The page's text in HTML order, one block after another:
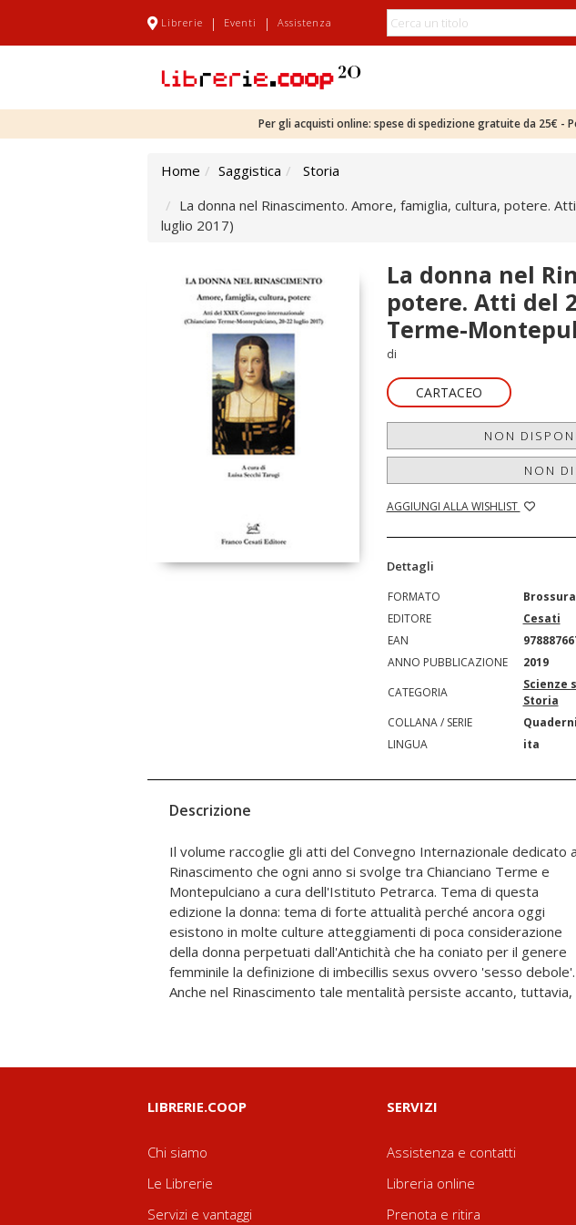
Librerie | Eventi | Assistenza
Per gli acquisti online: spese di spedizione gratuite da 25€ -
Home Saggistica
Storia
La donna nel Rinascimento. Amore, famiglia, cultura, potere.
luglio 2017)
La donna nel
potere. Atti del
Terme-
di
CARTACEO
NON
NON
AGGIUNGI ALLA WISHLIST
Dettagli
FORMATO
Brossura
EDITORE
Cesati
EAN
ANNO PUBBLICAZIONE
2019
CATEGORIA
Scienze
Storia
COLLANA / SERIE
LINGUA
ita
Descrizione
Il volume raccoglie gli atti del Convegno Internazionale dedicato
Rinascimento che ogni anno si svolge tra Chianciano Terme e
Montepulciano a cura dell'Istituto Petrarca. Tema di questa
edizione la donna: tema di forte attualità perché ancora oggi
esistono in molte culture atteggiamenti di poca considerazione
della donna perpetuati dall'Antichità che ha coniato per il genere
femminile la definizione di imbecillis sexus ovvero 'sesso debole'.
Anche nel Rinascimento tale mentalità persiste accanto, tuttavia,
una progressiva qualificazione nell'ambiente colto e
della donna non solo come madre di famiglia, ma anche come
governatrice della casa o addirittura come reggitrice di un potere
politico e inoltre come artista a livello letterario, pittorico,
scultoreo e musicale. Si tratta di casi un po' isolati, ma sono
elementi significativi per una certa evoluzione nella considerazione
della donna che lentamente progredirà nei secoli successivi sino
LIBRERIE.COOP
Chi siamo
Le Librerie
Servizi e vantaggi
SERVIZI
Assistenza e contatti
Libreria online
Prenota e ritira